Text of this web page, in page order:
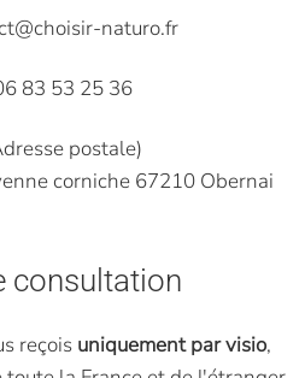
naturo.fr
83 53 25 36
postale)
corniche 67210 Obernai
consultation
reçois uniquement par visio,